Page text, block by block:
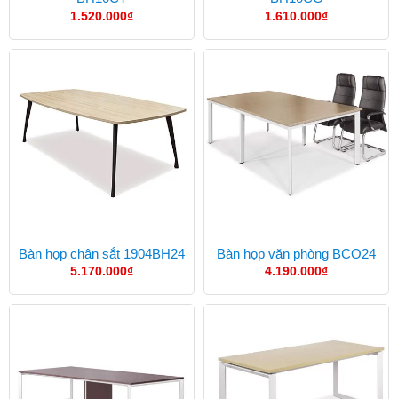
1.520.000₫ 1.610.000₫
Bàn họp chân sắt 1904BH24
5.170.000₫
Bàn họp văn phòng BCO24
4.190.000₫